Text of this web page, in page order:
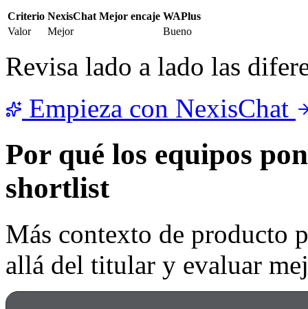
Criterio NexisChat Mejor encaje WAPlus
Valor
Mejor Bueno
Revisa lado a lado las
Empieza con NexisChat
Por qué los equipos
shortlist
Más contexto de producto
allá del titular y evaluar